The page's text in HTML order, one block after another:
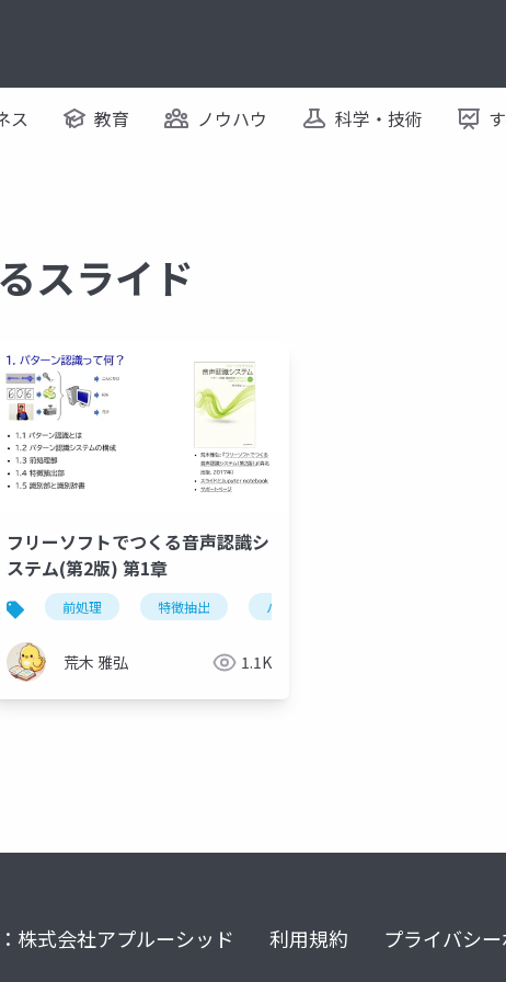
ス 教育 ノウハウ 科学・技術
スライド
フリーソフトでつくる音声認識シ
ステム(第2版) 第1章
前処理 特徴抽出 パターン認識
荒木 雅弘 1.1K
株式会社アプルーシッド 利用規約 プライバシ